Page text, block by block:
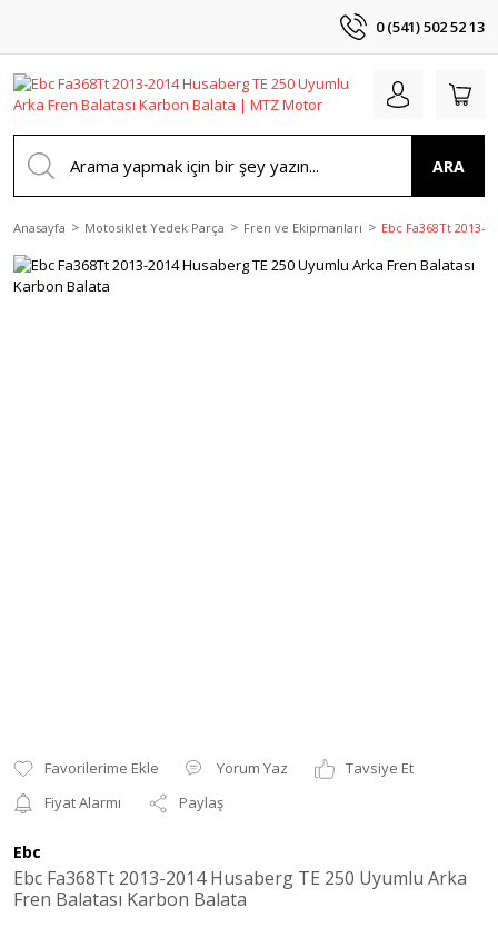
0 (541) 502 52 13
ARA
Anasayfa Motosiklet Yedek Parça Fren ve Ekipmanları Ebc Fa368Tt 2013-
Yorum Yaz
Tavsiye Et
Fiyat Alarmı
Paylaş
Ebc
Ebc Fa368Tt 2013-2014 Husaberg TE 250 Uyumlu Arka
Fren Balatası Karbon Balata